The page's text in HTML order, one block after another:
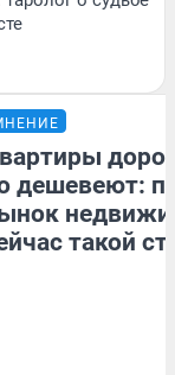
дешевеют:
такой